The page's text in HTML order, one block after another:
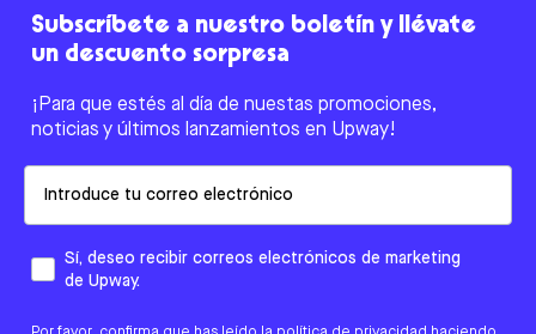
Subscríbete a nuestro boletín y llévate
un descuento sorpresa
¡Para que estés al día de nuestas promociones,
noticias y últimos lanzamientos en Upway!
Sí, deseo recibir correos electrónicos de marketing
de Upway.